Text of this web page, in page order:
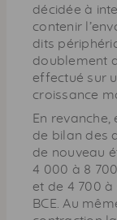
décidée à
contenir
dits
doublement
effectué sur
croissance
En revanche,
de bilan des
de nouveau
4 000 à 8
et de 4 700
BCE . Au